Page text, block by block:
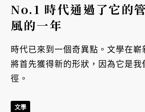
No.1 時代通過了它的
風的一年
時代已來到一個奇異點。文學在嶄
將首先獲得新的形狀，因為它是我
徑。
文學